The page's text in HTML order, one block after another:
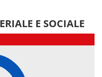
E SOCIALE